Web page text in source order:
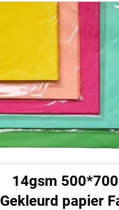
14gsm
Gekleurd papier